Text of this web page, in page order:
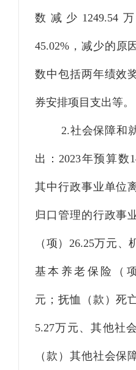
数 减少 1249.54万
45.02%，减少的原因
数中包括两年绩效
券安排项目支出等。
2.社会保障和
出：2023年预算数
其中行政事业单位
归口管理的行政事
（项） 26.25万元、
基本养老保险（
元；抚恤（款）死
5.27万元 、其他社
（款）其他社会保